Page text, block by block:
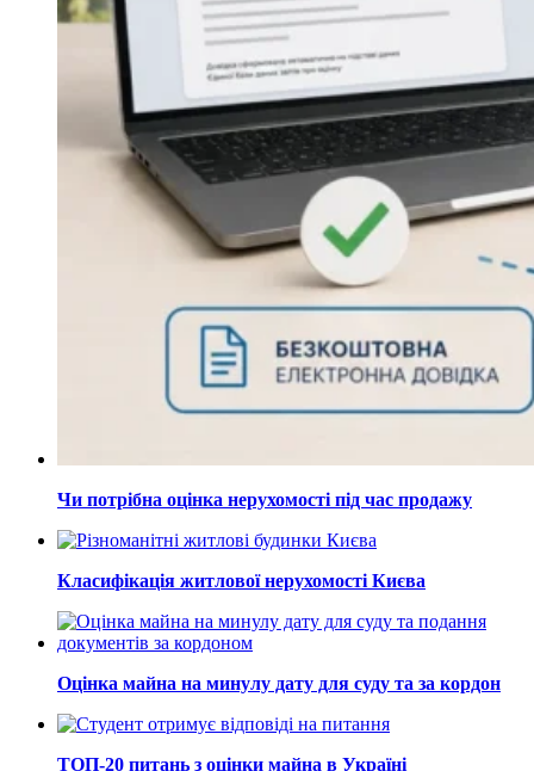
Чи потрібна оцінка нерухомості під час продажу
Класифікація житлової нерухомості Києва
Оцінка майна на минулу дату для суду та за кордон
ТОП-20 питань з оцінки майна в Україні